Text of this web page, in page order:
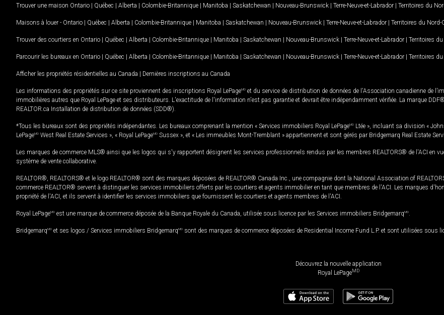
Trouver une maison Ontario | Québec | Alberta | Colombie-Britannique | Manitoba | Saskatchewan | Nouveau-Brunswick | Terre-Neuve-et-Labrador | Territoires du
Maisons à louer - Ontario | Québec | Alberta | Colombie-Britannique | Manitoba | Saskatchewan | Nouveau-Brunswick | Terre-Neuve-et-Labrador | Territoires du Nord-
Trouver des courtiers en Ontario | Québec | Alberta | Colombie-Britannique | Manitoba | Saskatchewan | Nouveau-Brunswick | Terre-Neuve-et-Labrador | Territoires
Parcourir les bureaux en Ontario | Québec | Alberta | Colombie-Britannique | Manitoba | Saskatchewan | Nouveau-Brunswick | Terre-Neuve-et-Labrador | Territoires
Afficher les propriétés résidentielles au Canada | Dernières inscriptions au Canada
Les informations des propriétés sur ce site proviennent des inscriptions Royal LePageMD et du service de distribution de données de l'Association canadienne de
immobilières autres que Royal LePage et ses distributeurs. L'exactitude de l'information n'est pas garantie et devrait être indépendamment vérifiée. La marque
REALTOR.ca Installation de distribution de données (SDD®).
*Tous les bureaux sont des propriétés indépendantes. Les bureaux comprenant la mention « Services immobiliers Royal LePageMD Ltée », incluant sa division «
LePageMD West Real Estate Services », « Royal LePageMD Sussex », et « Les immeubles Mont-Tremblant » appartiennent et sont gérés par Bridgemarq Real Estate
Les marques de commerce MLS® ainsi que les logos qui s'y rapportent désignent les services professionnels rendus par les membres REALTORS® de l'ACI en
système de vente collaborative.
REALTOR®, REALTORS® et le logo REALTOR® sont des marques déposées de REALTOR® Canada Inc., une compagnie dont la National Association of
commerce REALTOR® servent à distinguer les services immobiliers offerts par les courtiers et agents immobilier en tant que membres de l'ACI. Les marques
propriété de l'ACI, et ils servent à identifier les services immobiliers que fournissent les courtiers et agents membres de l'ACI.
Royal LePageMD est une marque de commerce déposée de la Banque Royale du Canada, utilisée sous licence par les Services immobiliers BridgemarqMD
BridgemarqMD et ses logos / Services immobiliers BridgemarqMD sont des marques de commerce déposées de Residential Income Fund L.P. et sont utilisées sous
Découvrez la nouvelle application
Royal LePageMD